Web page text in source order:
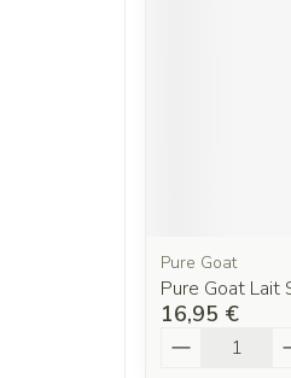
Pure Goat
Pure Goat Lait
16,95 €
Quantité